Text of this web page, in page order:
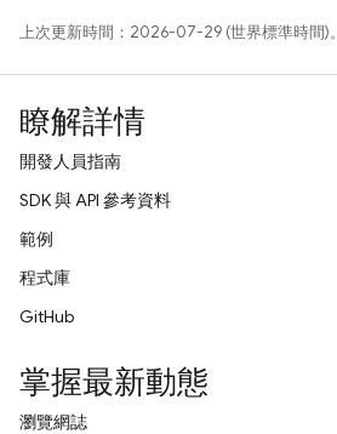
上次更新時間：2026-07-29 (世界標準時間)。
瞭解詳情
開發人員指南
SDK 與 API 參考資料
範例
程式庫
GitHub
掌握最新動態
瀏覽網誌